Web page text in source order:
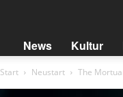
News Kultur
Start Neustart The